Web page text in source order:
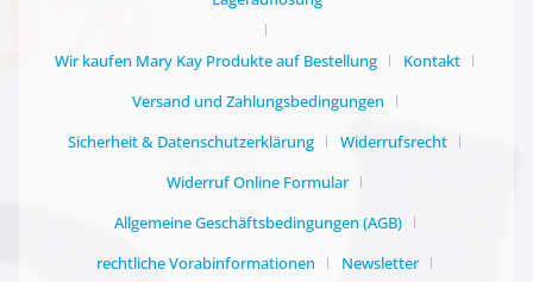
Wir kaufen Mary Kay Produkte auf Bestellung
Kontakt
Versand und Zahlungsbedingungen
Sicherheit & Datenschutzerklärung
Widerrufsrecht
Widerruf Online Formular
Allgemeine Geschäftsbedingungen (AGB)
rechtliche Vorabinformationen
Newsletter